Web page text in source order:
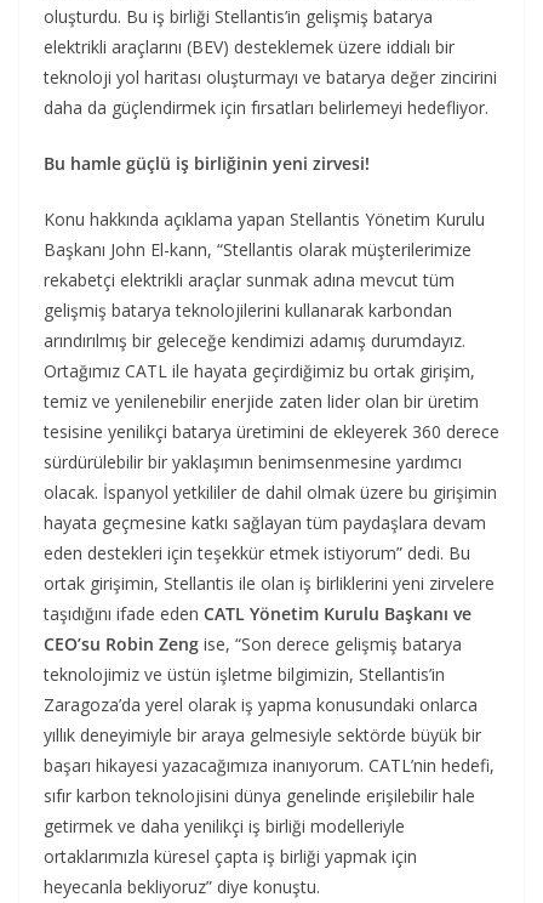
oluşturdu. Bu iş birliği Stellantis’in gelişmiş batarya
elektrikli araçlarını (BEV) desteklemek üzere iddialı bir
teknoloji yol haritası oluşturmayı ve batarya değer zincirini
daha da güçlendirmek için fırsatları belirlemeyi hedefliyor.
Bu hamle güçlü iş birliğinin yeni zirvesi!
Konu hakkında açıklama yapan Stellantis Yönetim Kurulu
Başkanı John El-kann, “Stellantis olarak müşterilerimize
rekabetçi elektrikli araçlar sunmak adına mevcut tüm
gelişmiş batarya teknolojilerini kullanarak karbondan
arındırılmış bir geleceğe kendimizi adamış durumdayız.
Ortağımız CATL ile hayata geçirdiğimiz bu ortak girişim,
temiz ve yenilenebilir enerjide zaten lider olan bir üretim
tesisine yenilikçi batarya üretimini de ekleyerek 360 derece
sürdürülebilir bir yaklaşımın benimsenmesine yardımcı
olacak. İspanyol yetkililer de dahil olmak üzere bu girişimin
hayata geçmesine katkı sağlayan tüm paydaşlara devam
eden destekleri için teşekkür etmek istiyorum” dedi. Bu
ortak girişimin, Stellantis ile olan iş birliklerini yeni zirvelere
taşıdığını ifade eden CATL Yönetim Kurulu Başkanı ve
CEO’su Robin Zeng ise, “Son derece gelişmiş batarya
teknolojimiz ve üstün işletme bilgimizin, Stellantis’in
Zaragoza’da yerel olarak iş yapma konusundaki onlarca
yıllık deneyimiyle bir araya gelmesiyle sektörde büyük bir
başarı hikayesi yazacağımıza inanıyorum. CATL’nin hedefi,
sıfır karbon teknolojisini dünya genelinde erişilebilir hale
getirmek ve daha yenilikçi iş birliği modelleriyle
ortaklarımızla küresel çapta iş birliği yapmak için
heyecanla bekliyoruz” diye konuştu.